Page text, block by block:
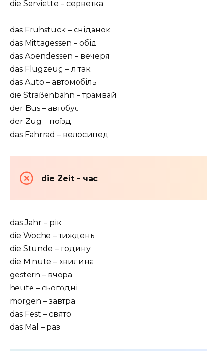
die Serviette – серветка
das Frühstück – сніданок
das Mittagessen – обід
das Abendessen – вечеря
das Flugzeug – літак
das Auto – автомобіль
die Straßenbahn – трамвай
der Bus – автобус
der Zug – поїзд
das Fahrrad – велосипед
die Zeit – час
das Jahr – рік
die Woche – тиждень
die Stunde – годину
die Minute – хвилина
gestern – вчора
heute – сьогодні
morgen – завтра
das Fest – свято
das Mal – раз